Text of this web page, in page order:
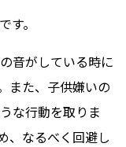
です。
音がしている時に
また、子供嫌いの
な行動を取りま
、なるべく回避し